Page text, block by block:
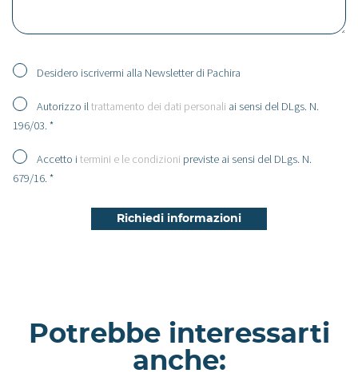
Desidero iscrivermi alla Newsletter di Pachira
Autorizzo iltrattamento dei dati personali ai sensi del DLgs. N.
196/03. *
Accetto itermini e le condizioni previste ai sensi del DLgs. N.
679/16. *
Potrebbe interessarti
anche: